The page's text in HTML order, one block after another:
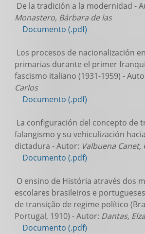
De la tradición a la modernidad -
Monastero, Bárbara de las
Documento (.pdf)
Los procesos de nacionalización
primarias durante el primer
fascismo italiano (1931-1959) -
Carlos
Documento (.pdf)
La configuración del concepto de
falangismo y su vehiculización
dictadura - Autor: Valbuena Canet,
Documento (.pdf)
O ensino de História através dos
escolares brasileiros e
de transição de regime político
Portugal, 1910) - Autor: Dantas,
Documento (.pdf)